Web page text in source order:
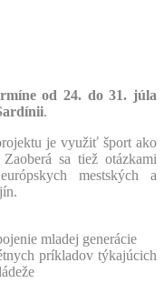
od 24. do 31. júla
.
je využiť šport ako
sa tiež otázkami
mestských a
mladej generácie
príkladov týkajúcich